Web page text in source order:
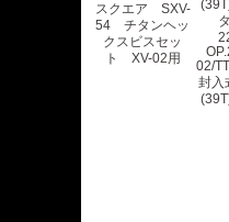
スクエア SXV-
54 チタンヘッ
クスビスセッ
ト XV-02用
02/
封入